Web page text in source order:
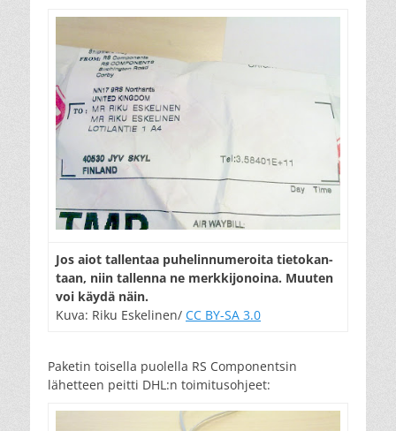
Jos aiot tal­len­taa pu­he­lin­nu­me­roi­ta tie­to­kan­
taan, niin tal­len­na ne merk­ki­jo­noi­na. Muu­ten
voi käy­dä näin.
Kuva: Riku Eskelinen/ CC BY-SA 3.0
Paketin toisella puolella RS Componentsin
lähetteen peitti DHL:n toimitusohjeet: